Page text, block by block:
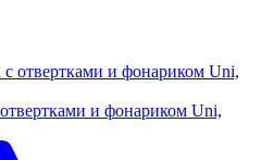
и фонариком Uni,